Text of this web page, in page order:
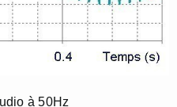
à 50Hz